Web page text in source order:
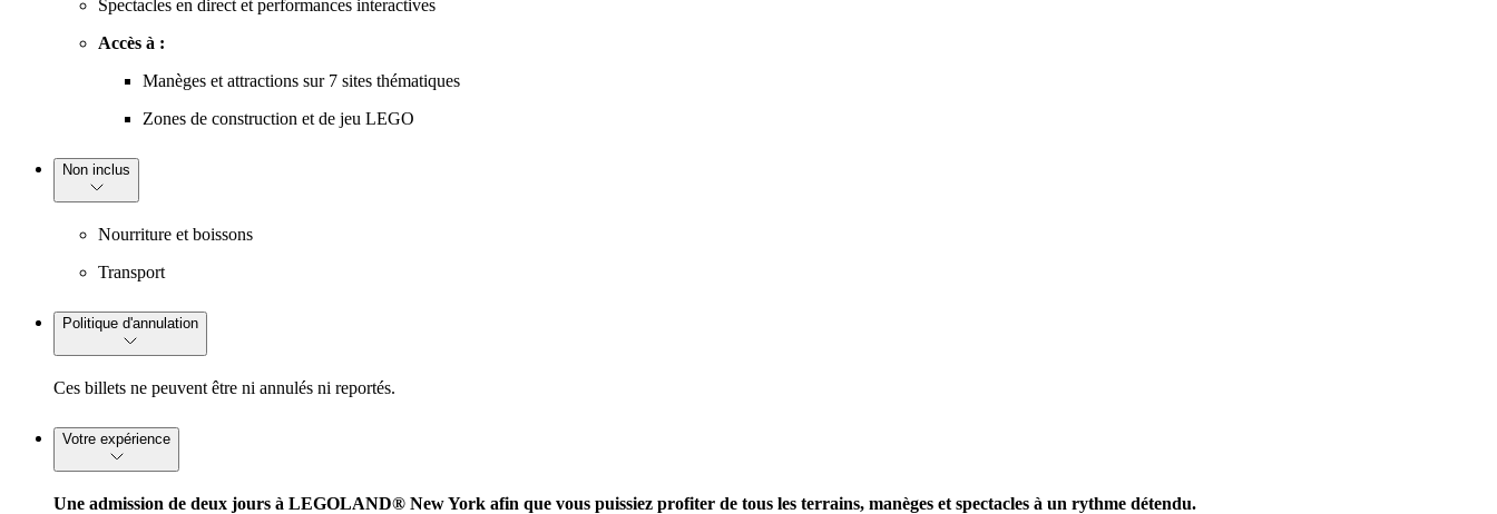
Spectacles en direct et performances interactives
Accès à :
Manèges et attractions sur 7 sites thématiques
Zones de construction et de jeu LEGO
Non inclus
Nourriture et boissons
Transport
Politique d'annulation
Ces billets ne peuvent être ni annulés ni reportés.
Votre expérience
Une admission de deux jours à LEGOLAND® New York afin que vous puissiez profiter de tous les terrains, manèges et spectacles à un rythme détendu.